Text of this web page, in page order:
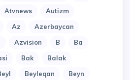
Atvnews
Autizm
Az
Azerbaycan
Azvision B
Ba
Bak
Balak
Beyleqan
Beyn